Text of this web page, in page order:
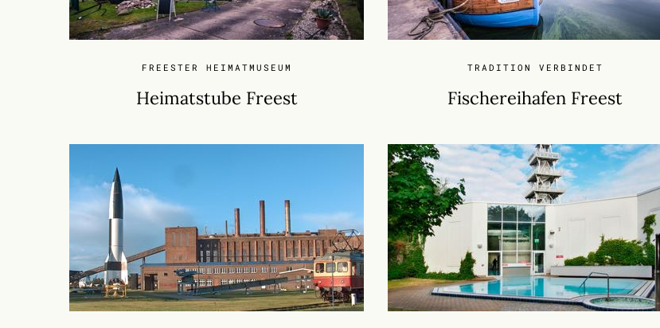
FREESTER HEIMATMUSEUM
Heimatstube Freest
TRADITION VERBINDET
Fischereihafen Freest